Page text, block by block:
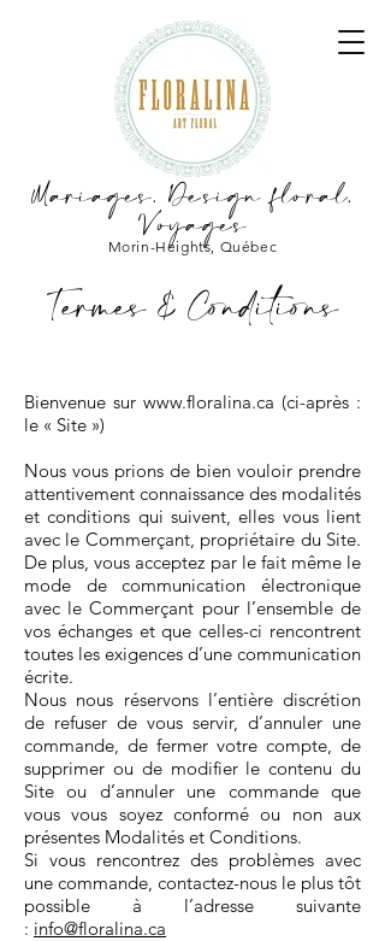
Mariages. Design floral.
Voyages
Morin-Heights, Québec
Termes & Conditions
Bienvenue sur www.floralina.ca (ci-après :
le « Site »)
Nous vous prions de bien vouloir prendre
attentivement connaissance des modalités
et conditions qui suivent, elles vous lient
avec le Commerçant, propriétaire du Site.
De plus, vous acceptez par le fait même le
mode de communication électronique
avec le Commerçant pour l’ensemble de
vos échanges et que celles-ci rencontrent
toutes les exigences d’une communication
écrite.
Nous nous réservons l’entière discrétion
de refuser de vous servir, d’annuler une
commande, de fermer votre compte, de
supprimer ou de modifier le contenu du
Site ou d’annuler une commande que
vous vous soyez conformé ou non aux
présentes Modalités et Conditions.
Si vous rencontrez des problèmes avec
une commande, contactez-nous le plus tôt
possible à l’adresse suivante
: info@floralina.ca